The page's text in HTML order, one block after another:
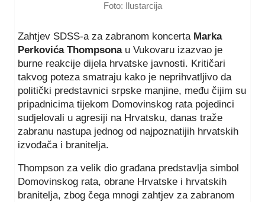
Foto: Ilustarcija
Zahtjev SDSS-a za zabranom koncerta Marka
Perkovića Thompsonau Vukovaru izazvao je
burne reakcije dijela hrvatske javnosti. Kritičari
takvog poteza smatraju kako je neprihvatljivo da
politički predstavnici srpske manjine, među čijim su
pripadnicima tijekom Domovinskog rata pojedinci
sudjelovali u agresiji na Hrvatsku, danas traže
zabranu nastupa jednog od najpoznatijih hrvatskih
izvođača i branitelja.
Thompson za velik dio građana predstavlja simbol
Domovinskog rata, obrane Hrvatske i hrvatskih
branitelja, zbog čega mnogi zahtjev za zabranom